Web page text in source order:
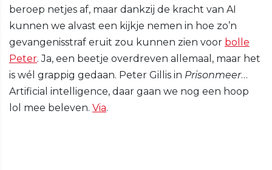
beroep netjes af, maar dankzij de kracht van AI
kunnen we alvast een kijkje nemen in hoe zo’n
gevangenisstraf eruit zou kunnen zien voor bolle
Peter. Ja, een beetje overdreven allemaal, maar het
is wél grappig gedaan. Peter Gillis in Prisonmeer…
Artificial intelligence, daar gaan we nog een hoop
lol mee beleven. Via.